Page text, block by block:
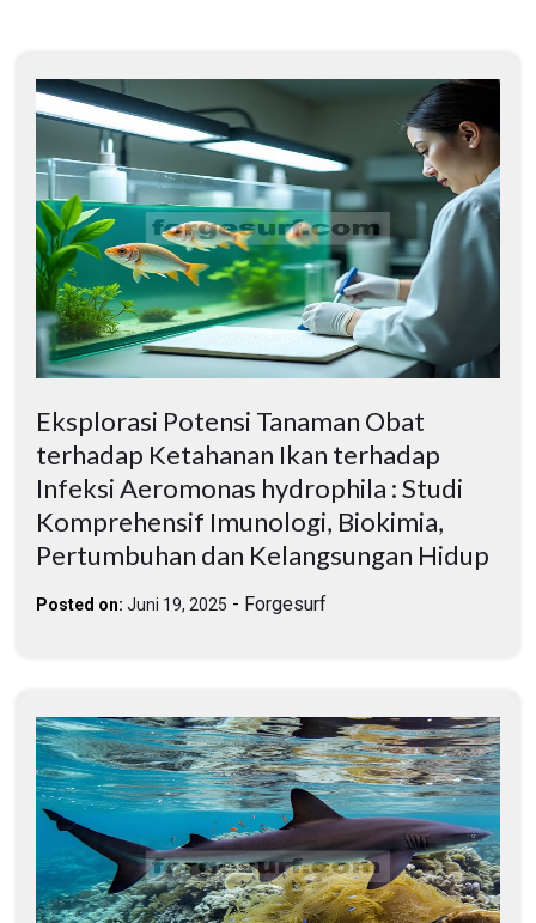
Eksplorasi Potensi Tanaman Obat
terhadap Ketahanan Ikan terhadap
Infeksi Aeromonas hydrophila : Studi
Komprehensif Imunologi, Biokimia,
Pertumbuhan dan Kelangsungan Hidup
Posted on: Juni 19, 2025 - Forgesurf